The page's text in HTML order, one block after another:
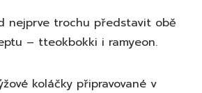
nejprve trochu představit obě
– tteokbokki i ramyeon.
koláčky připravované v